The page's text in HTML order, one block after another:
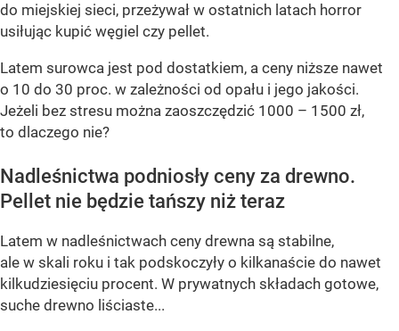
do miejskiej sieci, przeżywał w ostatnich latach horror
usiłując kupić węgiel czy pellet.
Latem surowca jest pod dostatkiem, a ceny niższe nawet
o 10 do 30 proc. w zależności od opału i jego jakości.
Jeżeli bez stresu można zaoszczędzić 1000 – 1500 zł,
to dlaczego nie?
Nadleśnictwa podniosły ceny za drewno.
Pellet nie będzie tańszy niż teraz
Latem w nadleśnictwach ceny drewna są stabilne,
ale w skali roku i tak podskoczyły o kilkanaście do nawet
kilkudziesięciu procent. W prywatnych składach gotowe,
suche drewno liściaste...